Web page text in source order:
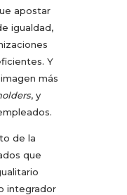
apostar
igualdad,
Y
más
, y
de la
que
integrador